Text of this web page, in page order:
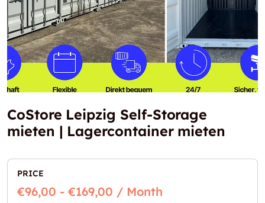
CoStore Leipzig Self-Storage
mieten | Lagercontainer mieten
PRICE
€96,00 - €169,00 / Month